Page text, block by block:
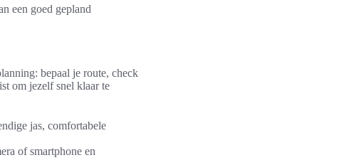
een goed gepland
bepaal je route, check
om jezelf snel klaar te
jas, comfortabele
of smartphone en